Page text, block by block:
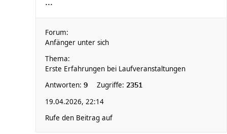
Forum:
Anfänger unter sich
Thema:
Erste Erfahrungen bei Laufveranstaltungen
Antworten: 9 Zugriffe: 2351
19.04.2026, 22:14
Rufe den Beitrag auf